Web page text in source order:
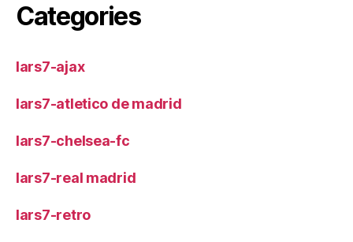
Categories
lars7-ajax
lars7-atletico de madrid
lars7-chelsea-fc
lars7-real madrid
lars7-retro